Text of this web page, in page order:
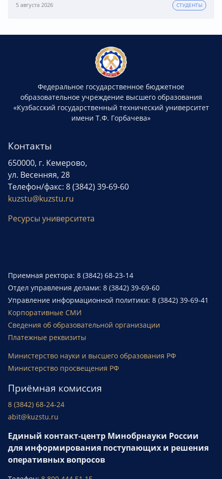
5 августа 2026 СТУДЕНТЫ
Федеральное государственное бюджетное
образовательное учреждение высшего образования
«Кузбасский государственный технический университет
имени Т.Ф. Горбачева»
Контакты
650000, г. Кемерово,
ул. Весенняя, 28
Телефон/факс: 8 (3842) 39-69-60
kuzstu@kuzstu.ru
Ресурсы университета
Приемная ректора: 8 (3842) 68-23-14
Отдел управления делами: 8 (3842) 39-69-60
Управление информационной политики: 8 (3842) 39-69-41
Корпоративные СМИ
Сведения об образовательной организации
Платежные реквизиты
Министерство науки и высшего образования РФ
Министерство просвещения РФ
Приёмная комиссия
8 (3842) 68-24-24
abit@kuzstu.ru
Единый контакт-центр Минобрнауки России
для информирования поступающих и решения
оперативных вопросов